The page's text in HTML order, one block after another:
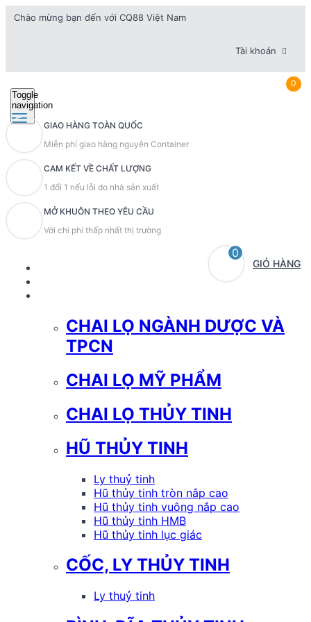
Chào mừng bạn đến với CQ88 Việt Nam
Tài khoản
Toggle
navigation
0
GIAO HÀNG TOÀN QUỐC
Miễn phí giao hàng nguyên Container
CAM KẾT VỀ CHẤT LƯỢNG
1 đổi 1 nếu lỗi do nhà sản xuất
MỞ KHUÔN THEO YÊU CẦU
Với chi phí thấp nhất thị trường
0
GIỎ HÀNG
CHAI LỌ NGÀNH DƯỢC VÀ
TPCN
CHAI LỌ MỸ PHẨM
CHAI LỌ THỦY TINH
HŨ THỦY TINH
Ly thuỷ tinh
Hũ thủy tinh tròn nắp cao
Hũ thủy tinh vuông nắp cao
Hũ thủy tinh HMB
Hũ thủy tinh lục giác
CỐC, LY THỦY TINH
Ly thuỷ tinh